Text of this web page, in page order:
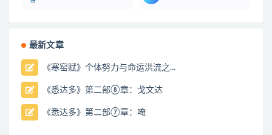
最新文章
《寒窑赋》个体努力与命运洪流之...
《悉达多》第二部⑧章：戈文达
《悉达多》第二部⑦章：唵